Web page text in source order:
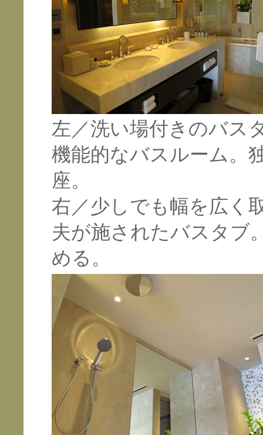
左／洗い場付きのバス
機能的なバスルーム。
座。
右／少しでも幅を広く
夫が施されたバスタブ
める。